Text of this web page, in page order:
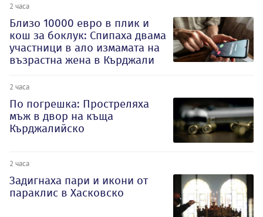
2 часа
Близо 10000 евро в плик и
кош за боклук: Спипаха двама
участници в ало измамата на
възрастна жена в Кърджали
2 часа
По погрешка: Простреляха
мъж в двор на къща
Кърджалийско
2 часа
Задигнаха пари и икони от
параклис в Хасковско